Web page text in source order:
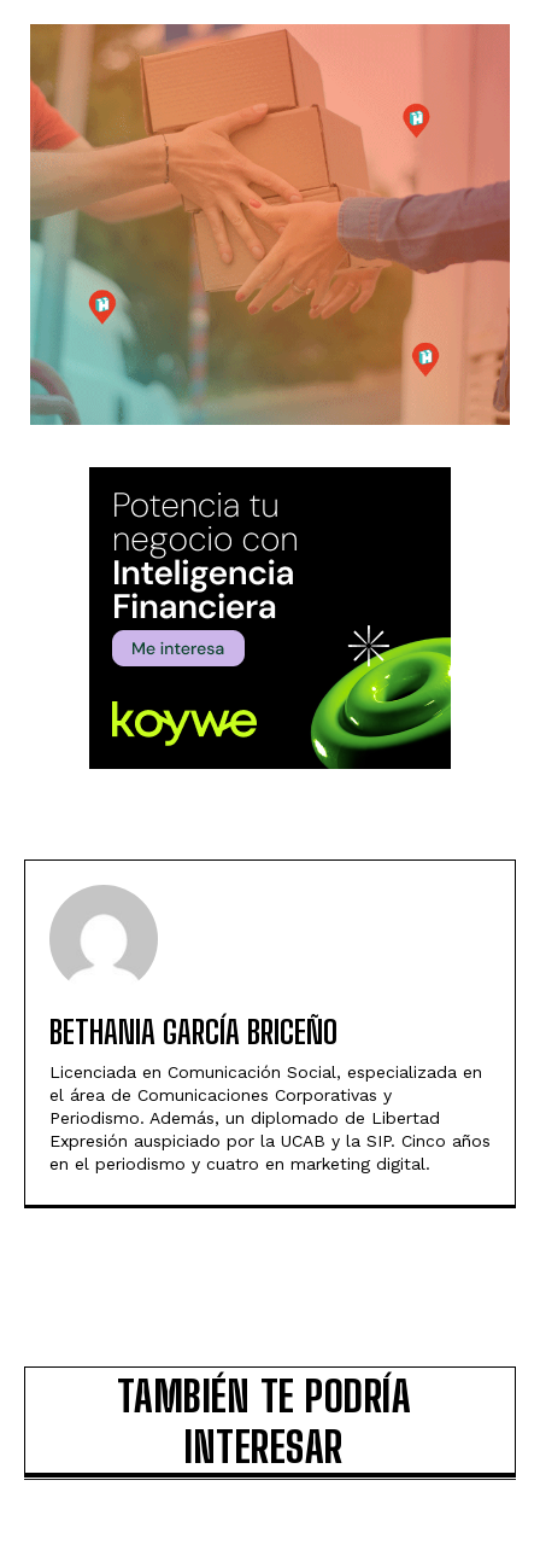
BETHANIA GARCÍA BRICEÑO
Licenciada en Comunicación Social, especializada en
el área de Comunicaciones Corporativas y
Periodismo. Además, un diplomado de Libertad
Expresión auspiciado por la UCAB y la SIP. Cinco años
en el periodismo y cuatro en marketing digital.
TAMBIÉN TE PODRÍA
INTERESAR